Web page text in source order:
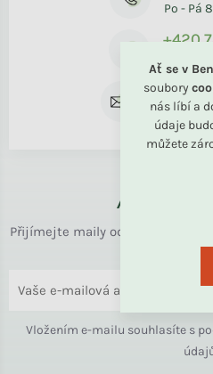
Ať se v
soubory
nás líbí a
údaje
můžete
Po - Pá
+420
Kdykoliv
Až k
Přijímejte maily od rodiny
o bydlení i
Vložením e-mailu souhlasíte s